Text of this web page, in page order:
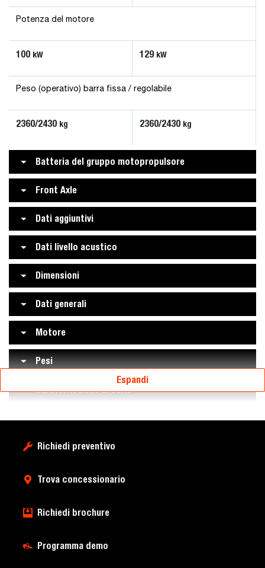
Potenza del motore
100 kW 129 kW
Peso (operativo) barra fissa / regolabile
2360/2430 kg 2360/2430 kg
Batteria del gruppo motopropulsore
Front Axle
Dati aggiuntivi
Dati livello acustico
Dimensioni
Dati generali
Motore
Pesi
Caratteristiche di serie
Espandi
Richiedi preventivo
Trova concessionario
Richiedi brochure
Programma demo